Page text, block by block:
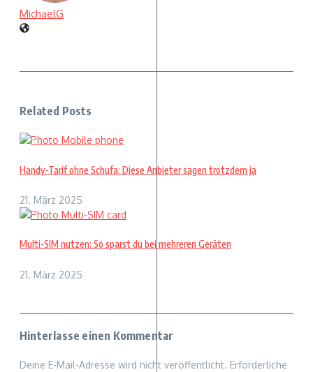
MichaelG
Related Posts
Handy-Tarif ohne Schufa: Diese Anbieter sagen trotzdem ja
21. März 2025
Multi-SIM nutzen: So sparst du bei mehreren Geräten
21. März 2025
Hinterlasse einen Kommentar
Deine E-Mail-Adresse wird nicht veröffentlicht. Erforderliche